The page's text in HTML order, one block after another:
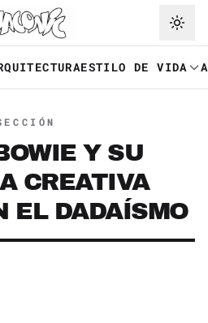
ESTILO DE VIDA
Y SU
CREATIVA
EL DADAÍSMO